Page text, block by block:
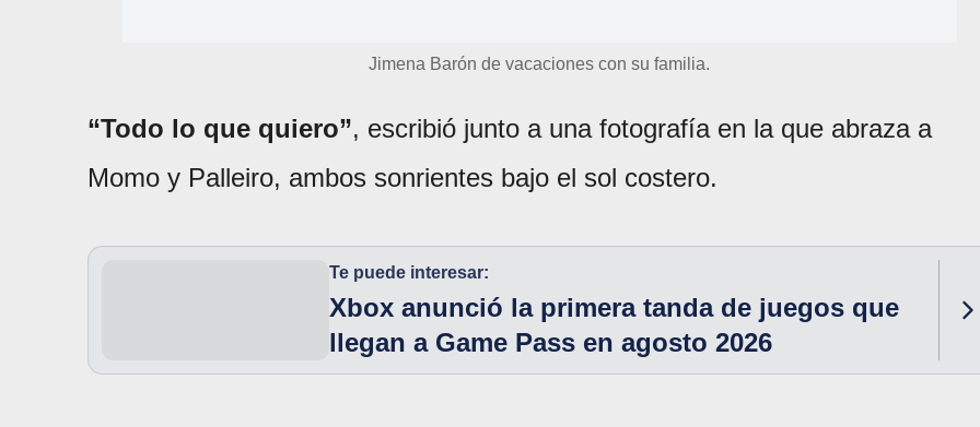
Jimena Barón de vacaciones con su familia.
“Todo lo que quiero”, escribió junto a una fotografía en la que abraza a
Momo y Palleiro, ambos sonrientes bajo el sol costero.
Te puede interesar:
Xbox anunció la primera tanda de juegos que
llegan a Game Pass en agosto 2026